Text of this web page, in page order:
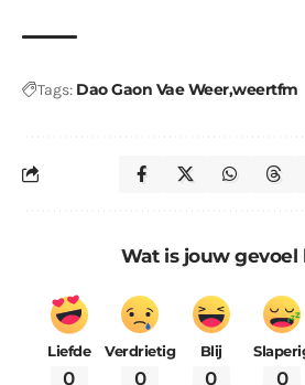
Tags: Dao Gaon Vae Weerweertfm
Wat is jouw gevoel
Liefde
0
Verdrietig
0
Blij
0 0